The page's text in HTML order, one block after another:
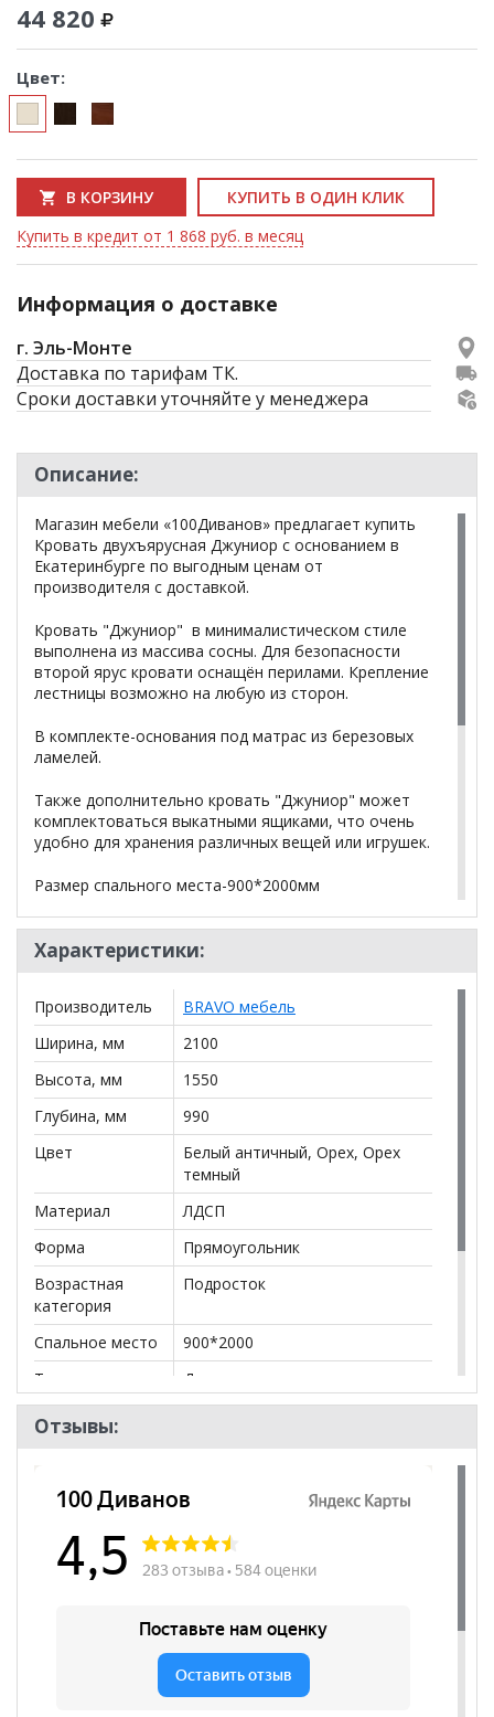
44 820
Цвет:
В КОРЗИНУ
КУПИТЬ В ОДИН КЛИК
Купить в кредит от 1 868 руб. в месяц
Информация о доставке
г. Эль-Монте
Доставка по тарифам ТК.
Сроки доставки уточняйте у менеджера
Описание:
Магазин мебели «100Диванов» предлагает купить
Кровать двухъярусная Джуниор с основанием в
Екатеринбурге по выгодным ценам от
производителя с доставкой.
Кровать "Джуниор" в минималистическом стиле
выполнена из массива сосны. Для безопасности
второй ярус кровати оснащён перилами. Крепление
лестницы возможно на любую из сторон.
В комплекте-основания под матрас из березовых
ламелей.
Также дополнительно кровать "Джуниор" может
комплектоваться выкатными ящиками, что очень
удобно для хранения различных вещей или игрушек.
Размер спального места-900*2000мм
Матрасы в стоимость не входят
(заказываются дополнительно)
*Дополнительную информацию о том, как купить
Кровать двухъярусная Джуниор с основанием
уточняйте у нашего менеджера по телефону
+79292022735
**Цены на официальном сайте
действительны только для интернет-магазинаи
могут отличаться от цен в розничных магазинах-
Характеристики:
Производитель
BRAVO мебель
Ширина, мм
2100
Высота, мм
1550
Глубина, мм
990
Цвет
Белый античный, Орех, Орех
темный
Материал
ЛДСП
Форма
Прямоугольник
Возрастная
категория
Подросток
Спальное место
900*2000
Тип кровати
Двухъярусная кровать
Бренд
Стиль
Современный
Комната
Отзывы: